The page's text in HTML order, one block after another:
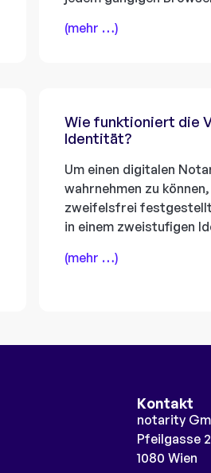
(mehr …)
Wie funktioniert die
Identität?
Um einen digitalen
wahrnehmen zu
zweifelsfrei
in einem zweistufigen
(mehr …)
Kontakt
notarity
Pfeilgasse
1080 Wien